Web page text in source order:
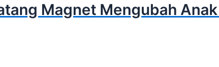
Magnet Mengubah Anak